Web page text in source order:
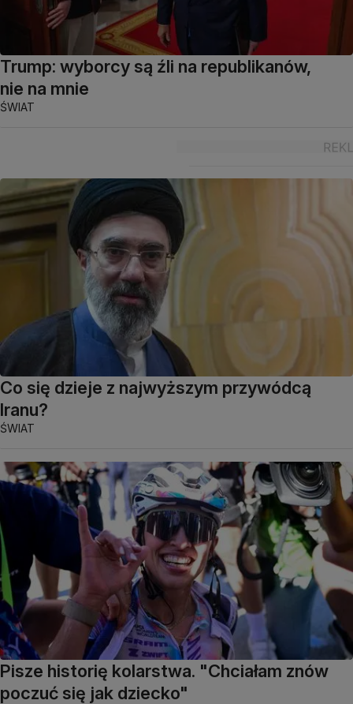
Trump: wyborcy są źli na republikanów,
nie na mnie
ŚWIAT
Co się dzieje z najwyższym przywódcą
Iranu?
ŚWIAT
Pisze historię kolarstwa. "Chciałam znów
poczuć się jak dziecko"